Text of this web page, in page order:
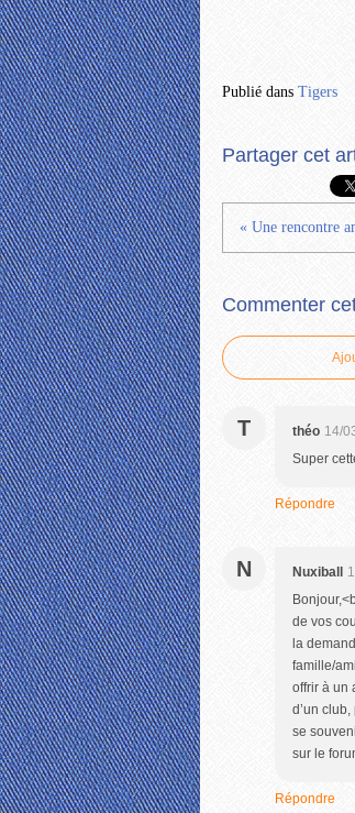
Publié dans Tigers
Partager cet
« Une rencontre
Commenter
T théo 14/
Super
Répondre
N Nuxiball
de vos
la
famille/
offrir à un
d’un
se
sur le
Répondre